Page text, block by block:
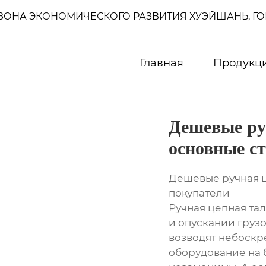
ЭКОНОМИЧЕСКОГО РАЗВИТИЯ ХУЭЙШАНЬ,
Главная
Дешевые
основные
Дешевые ручная
покупатели
Ручная цепная
и опускании
возводят
оборудование на